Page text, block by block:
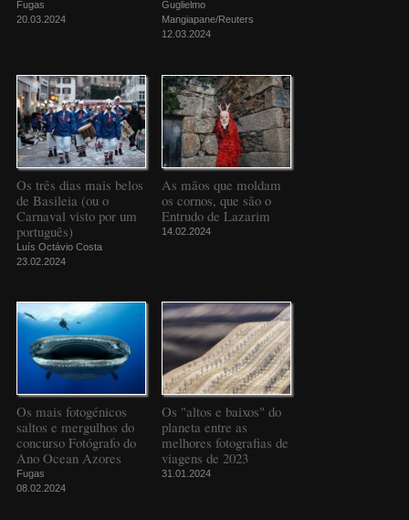
Fugas
20.03.2024
Guglielmo
Mangiapane/Reuters
12.03.2024
Os três dias mais belos
de Basileia (ou o
Carnaval visto por um
português)
Luís Octávio Costa
23.02.2024
As mãos que moldam
os cornos, que são o
Entrudo de Lazarim
14.02.2024
Os mais fotogénicos
saltos e mergulhos do
concurso Fotógrafo do
Ano Ocean Azores
Fugas
08.02.2024
Os "altos e baixos" do
planeta entre as
melhores fotografias de
viagens de 2023
31.01.2024